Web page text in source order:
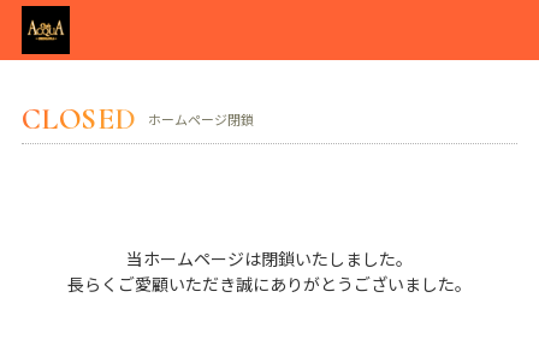
CLOSED ホームページ閉鎖
当ホームページは閉鎖いたしました。
長らくご愛顧いただき誠にありがとうございました。